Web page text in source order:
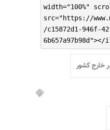
width="100%"
src="https://
/c15872d1-946f-
6b657a97b98d"></
خارج کشور